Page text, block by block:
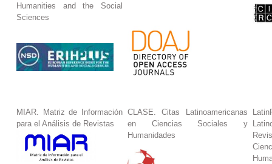
Humanities and the Social
Sciences
MIAR. Matriz de Información
para el Análisis de Revistas
CLASE. Citas Latinoamericanas
en Ciencias Sociales y
Humanidades